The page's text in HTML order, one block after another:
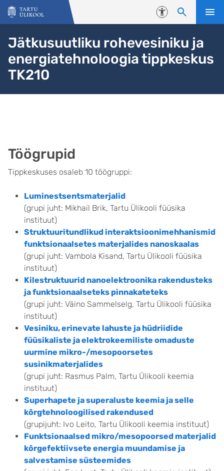
Liigu edasi põhisisu juurde
Juurdepääsetavus
Jätkusuutliku rohevesiniku ja
energiatehnoloogia tippkeskus
TK210
Töögrupid
Tippkeskuses osaleb 10 töögruppi:
Luminestsentsmaterjalid
(grupi juht: Mikhail Brik, Tartu Ülikooli füüsika
instituut)
Struktuuritundlikud interaktsioonimehhanismid
funktsionaalsetes materjalides nanoskaalas
(grupi juht: Vambola Kisand, Tartu Ülikooli füüsika
instituut)
Kilestruktuurid nanoelektroonika rakendusteks
ja funktsionaalseteks pinnakateteks
(grupi juht: Väino Sammelselg, Tartu Ülikooli füüsika
instituut)
Vesiniku, erinevate lahuste ja hüdriidide
füüsikaliste ja elektrokeemiliste omaduste
uurmine mikro-/mesopoorsetes
susinikmaterjalides
(grupi juht: Rasmus Palm, Tartu Ülikooli keemia
instituut)
Superhapete ja superaluste keemia ja selle
kõrgtehnoloogilised rakendused
(grupijuht: Ivo Leito, Tartu Ülikooli keemia instituut)
Funktsionaalsed mikro/mesopoorsed materjalid
kõrgefektiivsete energia muundamise ja
salvestamise süsteemides